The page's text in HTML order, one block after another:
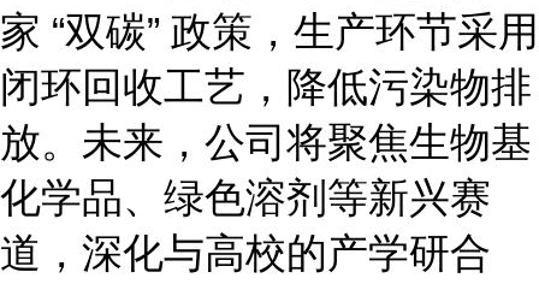
家 “双碳” 政策，生产环节采用
闭环回收工艺，降低污染物排
放。未来，公司将聚焦生物基
化学品、绿色溶剂等新兴赛
道，深化与高校的产学研合